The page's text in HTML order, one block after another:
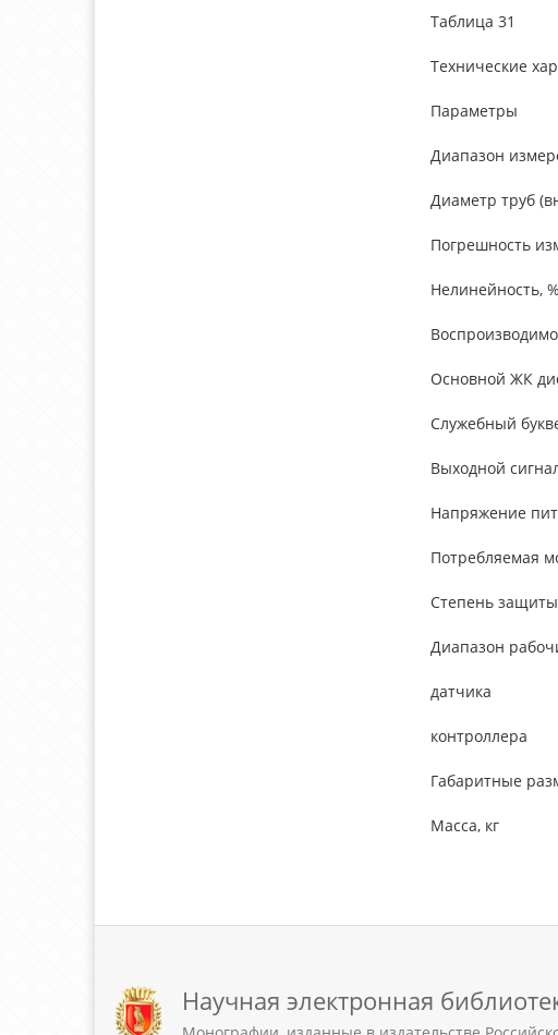
Таблица 31
Технические
Параметры
Диапазон
Диаметр труб
Погрешность
Нелинейность, %
Основной ЖК
Служебный
Выходной
Напряжение
Потребляемая
Степень
Диапазон
датчика
контроллера
Габаритные
Масса, кг
Научная электронная